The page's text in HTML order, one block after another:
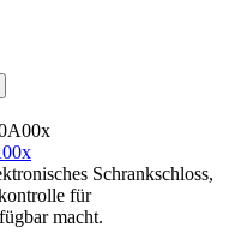
Schrankschloss,
für
macht.